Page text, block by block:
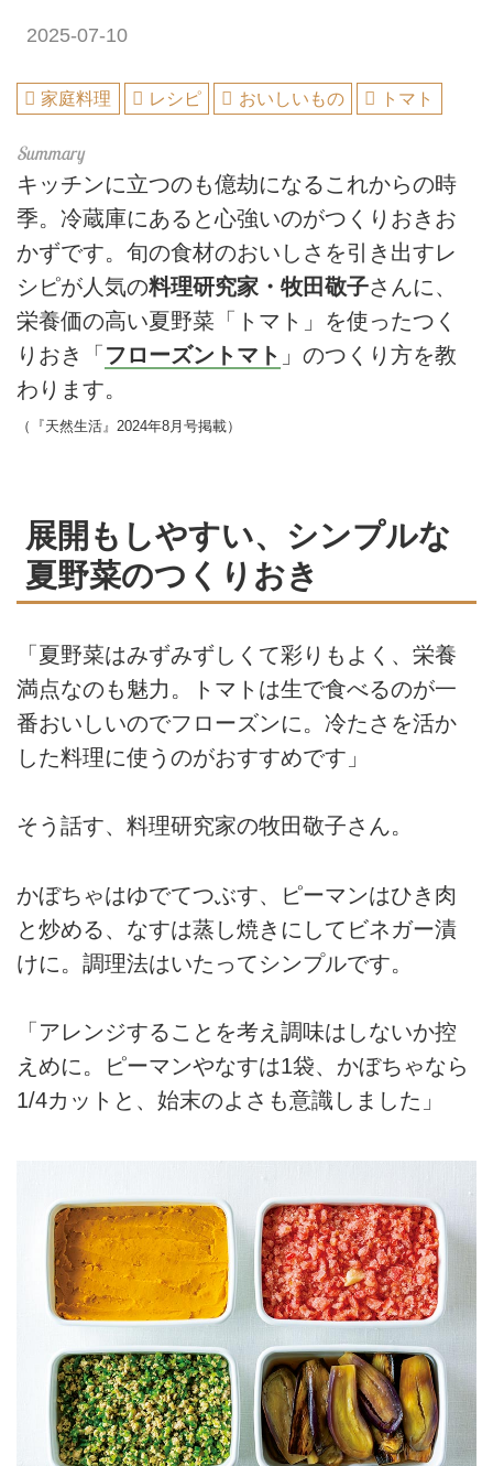
2025-07-10
家庭料理 レシピ おいしいもの トマト
キッチンに立つのも億劫になるこれからの時
季。冷蔵庫にあると心強いのがつくりおきお
かずです。旬の食材のおいしさを引き出すレ
シピが人気の料理研究家・牧田敬子さんに、
栄養価の高い夏野菜「トマト」を使ったつく
りおき「 フローズントマト 」のつくり方を教
わります。
（『天然生活』2024年8月号掲載）
展開もしやすい、シンプルな
夏野菜のつくりおき
「夏野菜はみずみずしくて彩りもよく、栄養
満点なのも魅力。トマトは生で食べるのが一
番おいしいのでフローズンに。冷たさを活か
した料理に使うのがおすすめです」
そう話す、料理研究家の牧田敬子さん。
かぼちゃはゆでてつぶす、ピーマンはひき肉
と炒める、なすは蒸し焼きにしてビネガー漬
けに。調理法はいたってシンプルです。
「アレンジすることを考え調味はしないか控
えめに。ピーマンやなすは1袋、かぼちゃなら
1/4カットと、始末のよさも意識しました」